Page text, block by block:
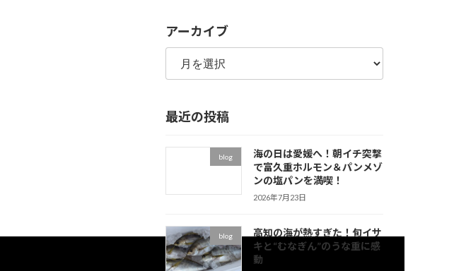
アーカイブ
ア
カ
ブ
最近の投稿
blog
海の日は愛媛へ！朝イチ突撃
で富久重ホルモン＆パンメゾ
ンの塩パンを満喫！
2026年7月23日
blog
高知の海が熱すぎた！旬イサ
キと“むなぎん”のうな重に感
動